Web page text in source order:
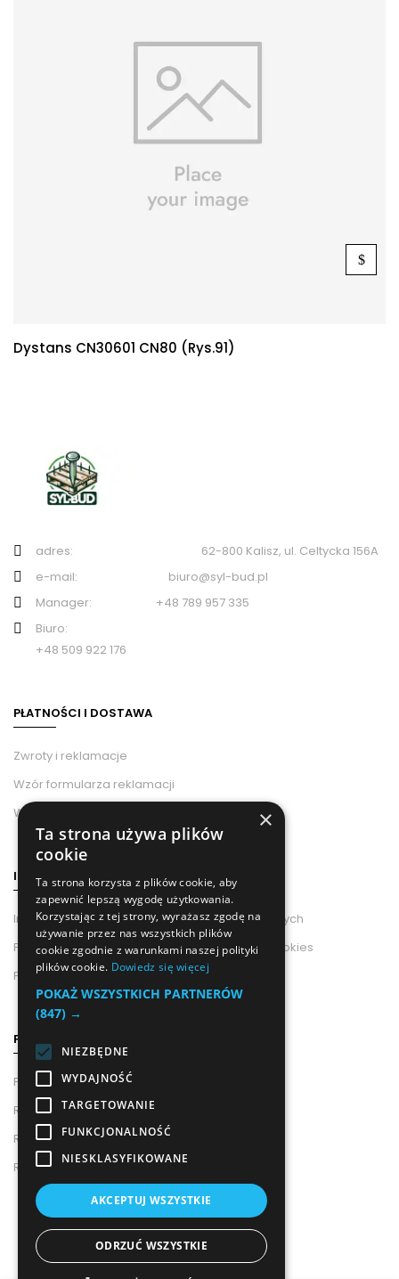
Dystans CN30601 CN80 (rys.91)
adres: 62-800 Kalisz, ul. Celtycka 156A
e-mail: biuro@syl-bud.pl
Manager: +48 789 957 335
Biuro:
+48 509 922 176
PŁATNOŚCI I DOSTAWA
Zwroty i reklamacje
Wzór formularza reklamacji
Wzór odstąpienia od umowy
INFORMACJE
Informacje od Administratora Danych Osobowych
Polityka Prywatności i Wykorzystania Plików Cookies
Polityka prywatności
POMOC
Pouczenie o Prawie Odstąpienia Od Umowy
Regulamin newslettera
Regulamin Sklepu
Regulamin Konta
© 2024 – Syl-Bud
×
Ta strona używa plików
cookie
Ta strona korzysta z plików cookie, aby
zapewnić lepszą wygodę użytkowania.
Korzystając z tej strony, wyrażasz zgodę na
używanie przez nas wszystkich plików
cookie zgodnie z warunkami naszej polityki
plików cookie. Dowiedz się więcej
POKAŻ WSZYSTKICH PARTNERÓW
(847) →
NIEZBĘDNE
WYDAJNOŚĆ
TARGETOWANIE
FUNKCJONALNOŚĆ
NIESKLASYFIKOWANE
AKCEPTUJ WSZYSTKIE
ODRZUĆ WSZYSTKIE